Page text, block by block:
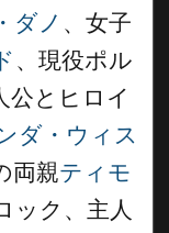
ダノ 、女子
、現役ポル
公とヒロイ
ダ・ウィス
両親ティモ
ック、主人